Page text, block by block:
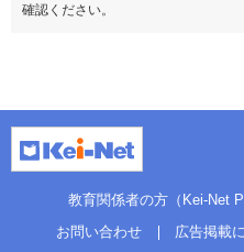
確認ください。
教育関係者の方（Kei-Net
お問い合わせ
広告掲載